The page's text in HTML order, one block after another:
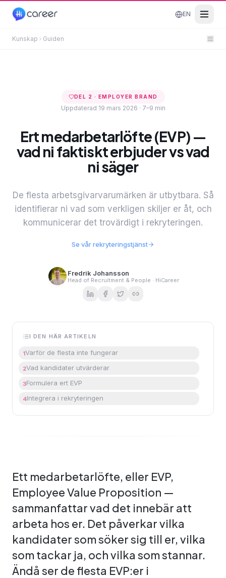
EN
Kunskap Guiden
DEL 2 · EMPLOYER BRAND
Uppdaterad 19 mars 2026 · 7–9 min
Ert medarbetarlöfte (EVP) —
vad ni faktiskt erbjuder vs vad
ni säger
De flesta arbetsgivarvarumärken är utbytbara. Så
identifierar ni vad som verkligen skiljer er åt, och
kommunicerar det trovärdigt i rekryteringen.
Se vår rekryteringstjänst
Fredrik Johansson
Head of Recruitment & People · HiCareer
I DEN HÄR ARTIKELN
1Varför de flesta inte fungerar
2Vad kandidater utvärderar
3Formulera ert EVP
4Integrera i rekryteringen
Ett medarbetarlöfte, eller EVP,
Employee Value Proposition —
sammanfattar vad det innebär att
arbeta hos er. Det påverkar vilka
kandidater som söker sig till er, vilka
som tackar ja, och vilka som stannar.
Ändå ser de flesta EVP:er i